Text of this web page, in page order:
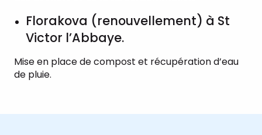
Florakova (renouvellement) à St
Victor l’Abbaye.
Mise en place de compost et récupération d’eau
de pluie.